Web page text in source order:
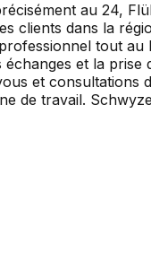
au 24,
clients dans la
tout au
et la
et consultations
de travail.